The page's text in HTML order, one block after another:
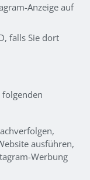
Anzeige auf
falls Sie dort
ausführen,
Werbung